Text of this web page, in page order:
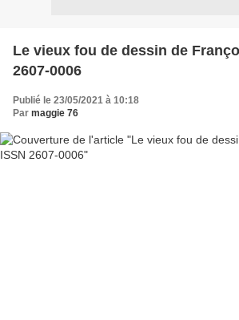
Le vieux fou de dessin de
2607-0006
Publié le 23/05/2021 à 10:18
Par maggie 76